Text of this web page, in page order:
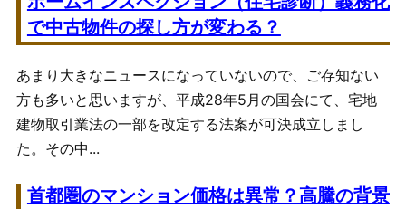
で中古物件の探し方が変わる？
あまり大きなニュースになっていないので、ご存知ない
方も多いと思いますが、平成28年5月の国会にて、宅地
建物取引業法の一部を改定する法案が可決成立しまし
た。その中...
首都圏のマンション価格は異常？高騰の背景